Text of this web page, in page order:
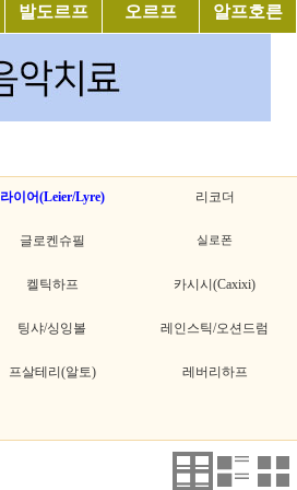
발도르프 오르프 알프호른
라이어(Leier/Lyre) 리코더
글로켄슈필 실로폰
켈틱하프 카시시(Caxixi)
팅샤/싱잉볼 레인스틱/오션드럼
프살테리(알토) 레버리하프